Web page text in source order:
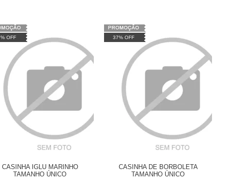
OFF
CASINHA IGLU MARINHO
TAMANHO ÚNICO
37% OFF
CASINHA DE BORBOLETA
TAMANHO ÚNICO